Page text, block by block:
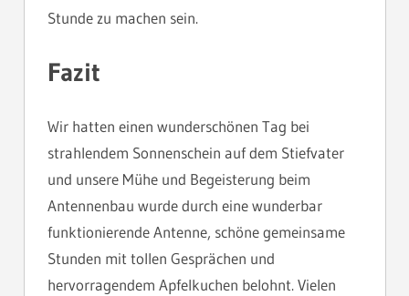
Stunde zu machen sein.
Fazit
Wir hatten einen wunderschönen Tag bei
strahlendem Sonnenschein auf dem Stiefvater
und unsere Mühe und Begeisterung beim
Antennenbau wurde durch eine wunderbar
funktionierende Antenne, schöne gemeinsame
Stunden mit tollen Gesprächen und
hervorragendem Apfelkuchen belohnt. Vielen